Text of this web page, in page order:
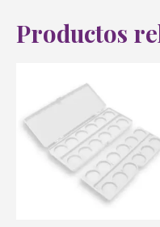
Productos